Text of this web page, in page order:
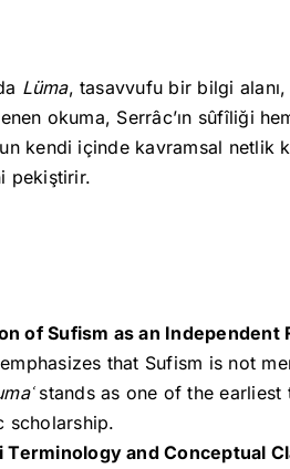
Lüma, tasavvufu bir bilgi alanı,
okuma, Serrâc’ın sûfîliği
kendi içinde kavramsal netlik
pekiştirir.
of Sufism as an Independent
that Sufism is not
ʿstands as one of the earliest
scholarship.
Terminology and Conceptual